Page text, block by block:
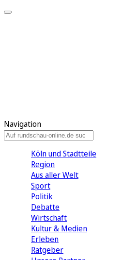
Navigation
Köln und Stadtteile
Region
Aus aller Welt
Sport
Politik
Debatte
Wirtschaft
Kultur & Medien
Erleben
Ratgeber